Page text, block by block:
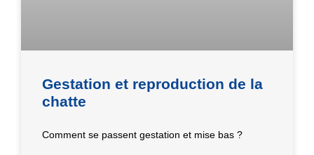
Gestation et reproduction de la
chatte
Comment se passent gestation et mise bas ?